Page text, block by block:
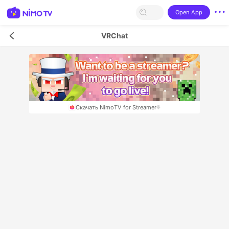
Open App
VRChat
Скачать NimoTV for Streamer